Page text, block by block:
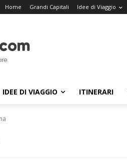
Home Grandi Capitali Idee di Viaggio
IDEE DI VIAGGIO ITINERARI